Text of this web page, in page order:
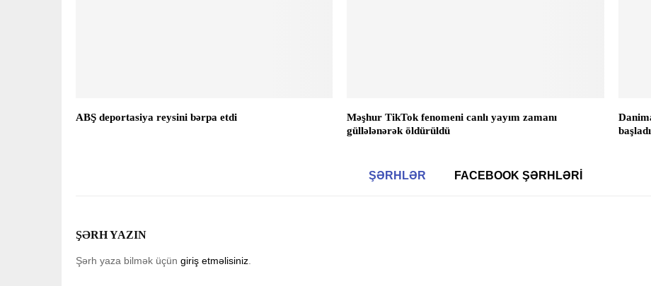
ABŞ deportasiya reysini bərpa etdi
Məşhur TikTok fenomeni canlı yayım zamanı
güllələnərək öldürüldü
başladı
ŞƏRHLƏR FACEBOOK ŞƏRHLƏRI
ŞƏRH YAZIN
Şərh yaza bilmək üçün giriş etməlisiniz.